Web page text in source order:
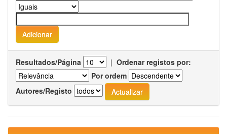
Resultados/Página | Ordenar registos por:
Por ordem
Autores/Registo